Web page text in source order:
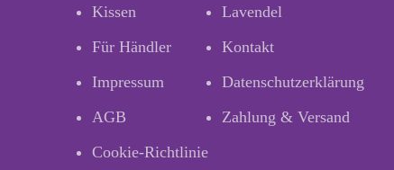
Kissen
Lavendel
Für Händler
Kontakt
Impressum
Datenschutzerklärung
AGB
Zahlung & Versand
Cookie-Richtlinie